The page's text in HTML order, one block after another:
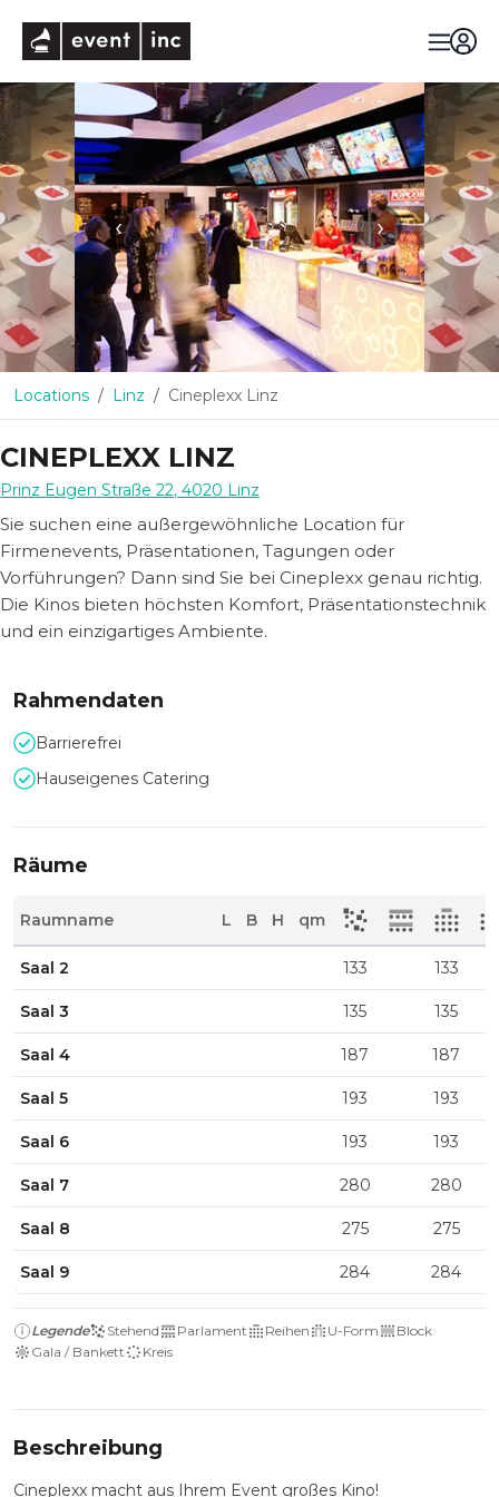
‹ ›
Locations Linz Cineplexx Linz
CINEPLEXX LINZ
Prinz Eugen Straße 22, 4020 Linz
Sie suchen eine außergewöhnliche Location für
Firmenevents, Präsentationen, Tagungen oder
Vorführungen? Dann sind Sie bei Cineplexx genau richtig.
Die Kinos bieten höchsten Komfort, Präsentationstechnik
und ein einzigartiges Ambiente.
Rahmendaten
Barrierefrei
Hauseigenes Catering
Räume
Raumname L B H qm
Saal 2 133 133
Saal 3 135 135
Saal 4 187 187
Saal 5 193 193
Saal 6 193 193
Saal 7 280 280
Saal 8 275 275
Saal 9 284 284
Legende Stehend Parlament Reihen U-Form
Block
Gala / Bankett
Kreis
Beschreibung
Cineplexx macht aus Ihrem Event großes Kino!